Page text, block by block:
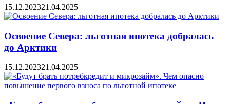
15.12.202321.04.2025
Освоение Севера: льготная ипотека добралась
до Арктики
15.12.202321.04.2025